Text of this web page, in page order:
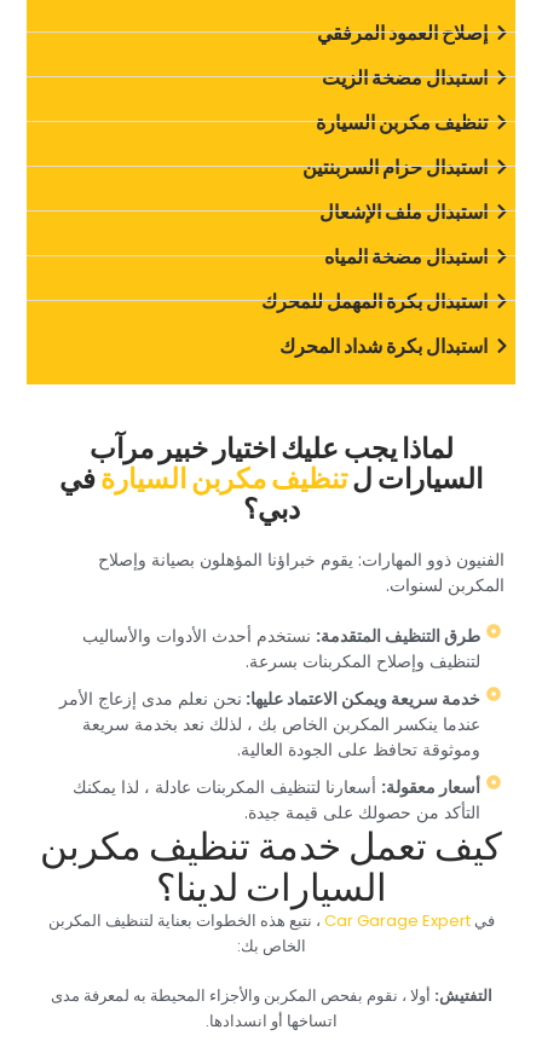
‏إصلاح العمود المرفقي‏
‏استبدال مضخة الزيت‏
‏تنظيف مكربن السيارة‏
‏استبدال حزام السربنتين‏
‏استبدال ملف الإشعال‏
‏استبدال مضخة المياه‏
‏استبدال بكرة المهمل للمحرك‏
‏استبدال بكرة شداد المحرك‏
‏لماذا يجب عليك اختيار خبير مرآب
السيارات ل‏‏تنظيف مكربن السيارة‏‏في
دبي؟‏
‏الفنيون ذوو المهارات: يقوم خبراؤنا المؤهلون بصيانة وإصلاح
المكربن لسنوات.‏
‏طرق التنظيف المتقدمة:‏ ‏ نستخدم أحدث الأدوات والأساليب
لتنظيف وإصلاح المكربنات بسرعة.‏
‏خدمة سريعة ويمكن الاعتماد عليها: ‏ ‏نحن نعلم مدى إزعاج الأمر
عندما ينكسر المكربن الخاص بك ، لذلك نعد بخدمة سريعة
وموثوقة تحافظ على الجودة العالية.‏
‏أسعار معقولة:‏ ‏ أسعارنا لتنظيف المكربنات عادلة ، لذا يمكنك
التأكد من حصولك على قيمة جيدة.‏
‏كيف تعمل خدمة تنظيف مكربن
السيارات لدينا؟‏
‏في ‏
‏Car Garage Expert‏
‏ ، نتبع هذه الخطوات بعناية لتنظيف المكربن
الخاص بك:‏
‏التفتيش: ‏ ‏أولا ، نقوم بفحص المكربن والأجزاء المحيطة به لمعرفة مدى
اتساخها أو انسدادها.‏